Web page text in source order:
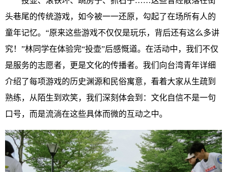
头巷尾的传统游戏，如今被一一还原，勾起了在场所有人的
童年记忆。“原来这些游戏不仅仅是玩乐，背后还有这么多讲
究！”林同学在体验完“投壶”后感慨道。在活动中，我们不仅
是服务的志愿者，更是文化的传播者。我们向台湾青年详细
介绍了每项游戏的历史渊源和民俗寓意，看着大家从生疏到
熟练，从陌生到欢笑，我们深刻体会到：文化自信不是一句
口号，而是流淌在这些具体而微的互动之中。